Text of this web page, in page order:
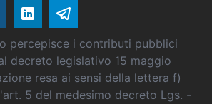
percepisce i contributi pubblici
decreto legislativo 15 maggio
resa ai sensi della lettera f)
5 del medesimo decreto Lgs. -